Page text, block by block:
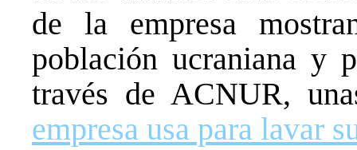
de la empresa
población ucraniana y
través de ACNUR,
empresa usa para lavar